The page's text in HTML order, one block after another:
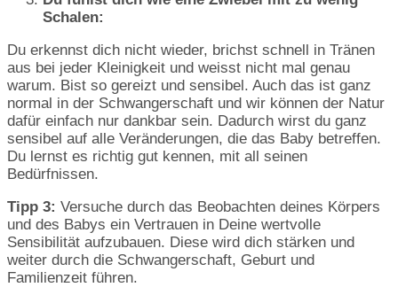
Schalen:
Du erkennst dich nicht wieder, brichst schnell in Tränen
aus bei jeder Kleinigkeit und weisst nicht mal genau
warum. Bist so gereizt und sensibel. Auch das ist ganz
normal in der Schwangerschaft und wir können der Natur
dafür einfach nur dankbar sein. Dadurch wirst du ganz
sensibel auf alle Veränderungen, die das Baby betreffen.
Du lernst es richtig gut kennen, mit all seinen
Bedürfnissen.
Tipp 3: Versuche durch das Beobachten deines Körpers
und des Babys ein Vertrauen in Deine wertvolle
Sensibilität aufzubauen. Diese wird dich stärken und
weiter durch die Schwangerschaft, Geburt und
Familienzeit führen.